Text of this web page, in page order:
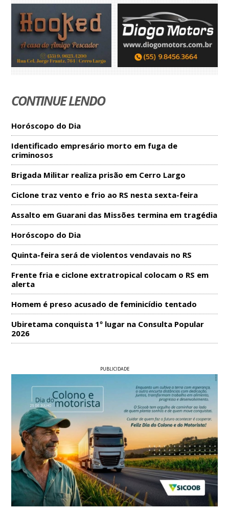
CONTINUE LENDO
Horóscopo do Dia
Identificado empresário morto em fuga de
criminosos
Brigada Militar realiza prisão em Cerro Largo
Ciclone traz vento e frio ao RS nesta sexta-feira
Assalto em Guarani das Missões termina em tragédia
Horóscopo do Dia
Quinta-feira será de violentos vendavais no RS
Frente fria e ciclone extratropical colocam o RS em
alerta
Homem é preso acusado de feminicídio tentado
Ubiretama conquista 1º lugar na Consulta Popular
2026
PUBLICIDADE